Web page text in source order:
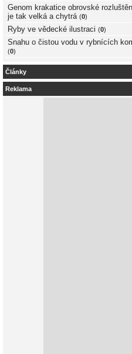
Genom krakatice obrovské
je tak velká a chytrá (0)
Ryby ve vědecké ilustraci (0)
Snahu o čistou vodu v rybnících
(0)
Články
Reklama